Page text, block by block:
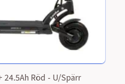
24.5Ah Röd - U/Spärr